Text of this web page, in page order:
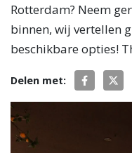
Rotterdam? Neem
binnen, wij vertellen
beschikbare opties!​​​​​​​
Delen met: